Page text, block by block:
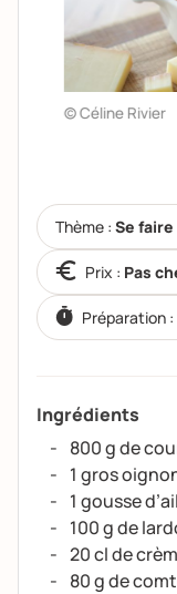
© Céline Rivier
Thème : Se
Prix : Pas
Préparation :
Ingrédients
800 g de
1 gros
1 gousse d’ail
100 g de
20 cl de
80 g de